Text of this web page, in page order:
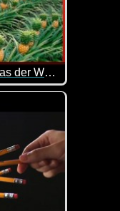
Ernte der köstlichsten Ananas der Welt - Exotenfrüchte-Plantage
schmackhafte